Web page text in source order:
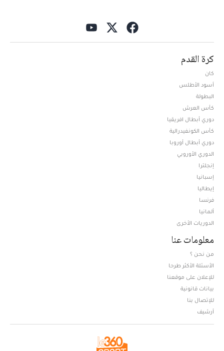
كرة القدم
كان
أسود الأطلس
البطولة
كأس العرش
دوري أبطال افريقيا
كأس الكونفيدرالية
دوري أبطال أوروبا
الدوري الأوروبي
إنجلترا
إسبانيا
إيطاليا
فرنسا
ألمانيا
الدوريات الأخرى
معلومات عنا
من نحن ؟
الأسئلة الأكثر طرحا
للإعلان على موقعنا
بيانات قانونية
للإتصال بنا
أرشيف